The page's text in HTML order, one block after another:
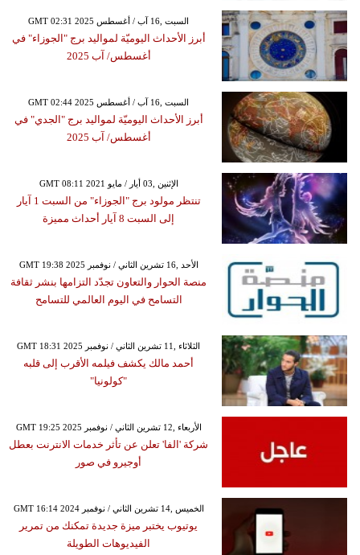
GMT 02:31 2025 السبت ,16 آب / أغسطس
أبرز الأحداث اليوميّة لمواليد برج "الجوزاء" في
أغسطس/ آب 2025
GMT 02:44 2025 السبت ,16 آب / أغسطس
أبرز الأحداث اليوميّة لمواليد برج "الجدي" في
أغسطس/ آب 2025
GMT 08:11 2021 الإثنين ,03 أيار / مايو
تنتظر مولود برج "الجوزاء" من السبت 1 آيار
إلى السبت 8 آيار أحداث مميزة
GMT 19:38 2025 الأحد ,16 تشرين الثاني / نوفمبر
منصة الحوار والتعاون تجدّد التزامها بنشر ثقافة
التسامح في اليوم العالمي للتسامح
GMT 18:31 2025 الثلاثاء ,11 تشرين الثاني / نوفمبر
أحمد مالك يكشف فيلمه الأقرب إلى قلبه
"كولونيا"
GMT 19:25 2025 الأربعاء ,12 تشرين الثاني / نوفمبر
شركة 'الفا' تعلن عن تأثر خدمات الانترنت بعطل
أوجيرو في صور
GMT 16:14 2024 الخميس ,14 تشرين الثاني / نوفمبر
يوتيوب يختبر ميزة جديدة تمكنك من تمرير
الفيديوهات الطويلة